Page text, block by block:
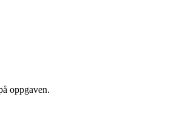
oppgaven.